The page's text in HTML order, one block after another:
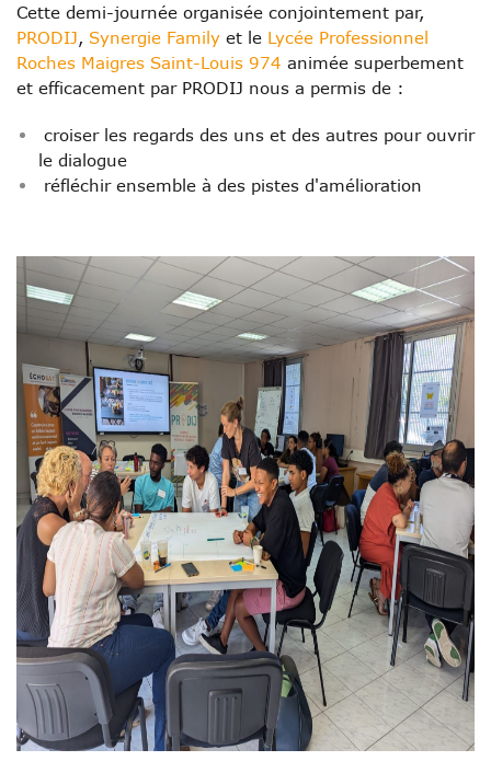
Cette demi-journée organisée conjointement par,
PRODIJ
Synergie Family et le Lycée Professionnel
Roches Maigres Saint-Louis 974 animée superbement
et efficacement par PRODIJ nous a permis de :
croiser les regards des uns et des autres pour ouvrir
le dialogue
réfléchir ensemble à des pistes d'amélioration